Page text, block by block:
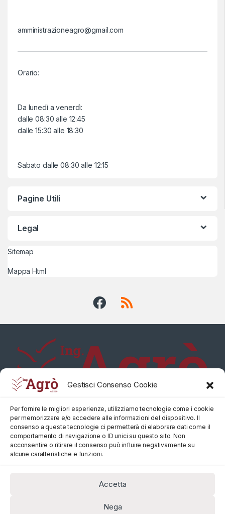
Gestisci Consenso Cookie
Per fornire le migliori esperienze, utilizziamo tecnologie come i cookie
per memorizzare e/o accedere alle informazioni del dispositivo. Il
consenso a queste tecnologie ci permetterà di elaborare dati come il
comportamento di navigazione o ID unici su questo sito. Non
acconsentire o ritirare il consenso può influire negativamente su
alcune caratteristiche e funzioni.
Accetta
Nega
amministrazioneagro@gmail.com
Orario:
Da lunedì a venerdì:
dalle 08:30 alle 12:45
dalle 15:30 alle 18:30
Sabato dalle 08:30 alle 12:15
Pagine Utili
Legal
Sitemap
Mappa Html